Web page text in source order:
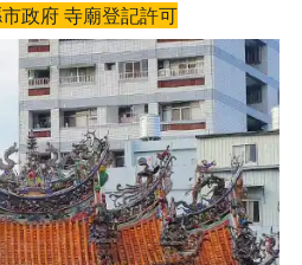
政府 寺廟登記許可